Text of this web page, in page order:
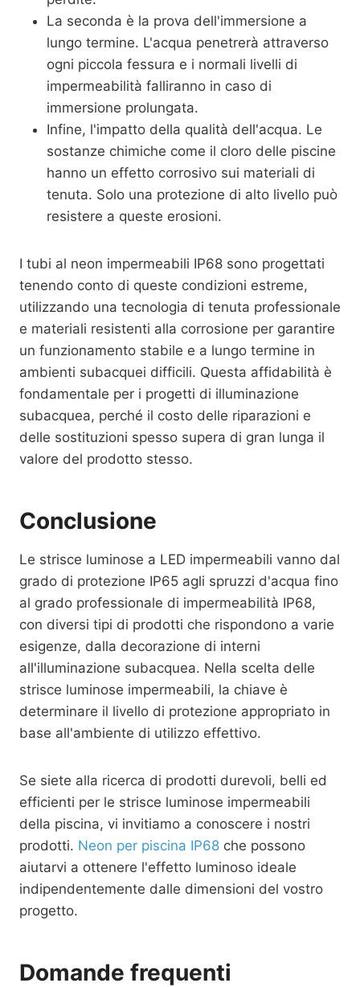
La seconda è la prova dell'immersione a
lungo termine. L'acqua penetrerà attraverso
ogni piccola fessura e i normali livelli di
impermeabilità falliranno in caso di
immersione prolungata.
Infine, l'impatto della qualità dell'acqua. Le
sostanze chimiche come il cloro delle piscine
hanno un effetto corrosivo sui materiali di
tenuta. Solo una protezione di alto livello può
resistere a queste erosioni.
I tubi al neon impermeabili IP68 sono progettati
tenendo conto di queste condizioni estreme,
utilizzando una tecnologia di tenuta professionale
e materiali resistenti alla corrosione per garantire
un funzionamento stabile e a lungo termine in
ambienti subacquei difficili. Questa affidabilità è
fondamentale per i progetti di illuminazione
subacquea, perché il costo delle riparazioni e
delle sostituzioni spesso supera di gran lunga il
valore del prodotto stesso.
Conclusione
Le strisce luminose a LED impermeabili vanno dal
grado di protezione IP65 agli spruzzi d'acqua fino
al grado professionale di impermeabilità IP68,
con diversi tipi di prodotti che rispondono a varie
esigenze, dalla decorazione di interni
all'illuminazione subacquea. Nella scelta delle
strisce luminose impermeabili, la chiave è
determinare il livello di protezione appropriato in
base all'ambiente di utilizzo effettivo.
Se siete alla ricerca di prodotti durevoli, belli ed
efficienti per le strisce luminose impermeabili
della piscina, vi invitiamo a conoscere i nostri
prodotti. Neon per piscina IP68 che possono
aiutarvi a ottenere l'effetto luminoso ideale
indipendentemente dalle dimensioni del vostro
progetto.
Domande frequenti